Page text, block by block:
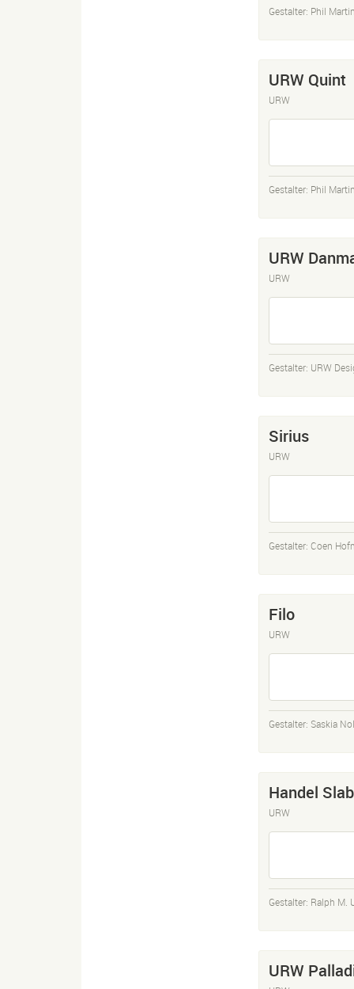
Gestalter: Phil Martin
URW Quint
URW
Gestalter: Phil Martin
URW
URW
Gestalter: URW
Sirius
URW
Gestalter: Coen
Filo
URW
Gestalter: Saskia
Handel Slab
URW
Gestalter: Ralph M.
URW